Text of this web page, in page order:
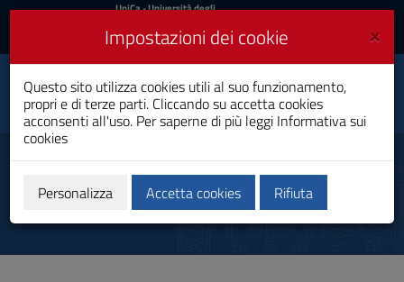
Vai
al
navigazione
sito
UniCa
Accedi
UniCa- Università degli
Accedi UniCA News
Toggle
navigation
Data Science
Dottorato di Ricerca
Persone
×
Impostazioni dei cookie
Questo sito utilizza cookies utili al suo funzionamento,
propri e di terze parti. Cliccando su accetta cookies
acconsenti all'uso. Per saperne di più leggi Informativa sui
cookies
Personalizza Accetta cookies Rifiuta